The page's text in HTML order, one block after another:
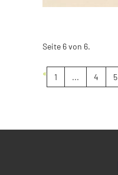
Seite 6 von 6.
« 1 ... 4 5